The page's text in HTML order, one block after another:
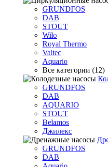
GRUNDFOS
DAB
STOUT
Wilo
Royal Thermo
Valtec
Aquario
Все категории (12)
GRUNDFOS
DAB
AQUARIO
STOUT
Belamos
Джилекс
GRUNDFOS
DAB